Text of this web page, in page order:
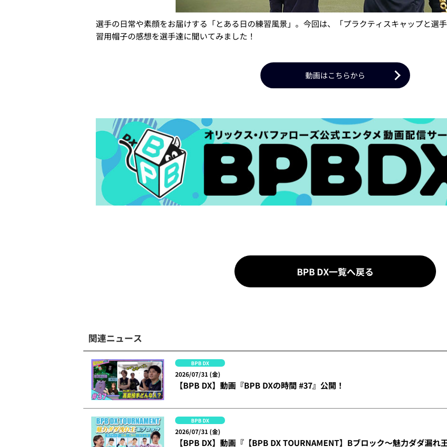
選手の日常や素顔をお届けする「とある日の練習風景」。今回は、「プラクティスキャップと選
習用帽子の感想を選手達に聞いてみました！
動画はこちらから
BPB DX一覧へ戻る
関連ニュース
BPB DX
2026/07/31 (金)
【BPB DX】動画『BPB DXの時間 #37』公開！
BPB DX
2026/07/31 (金)
【BPB DX】動画『【BPB DX TOURNAMENT】Bブロック～魅力ダダ漏れ